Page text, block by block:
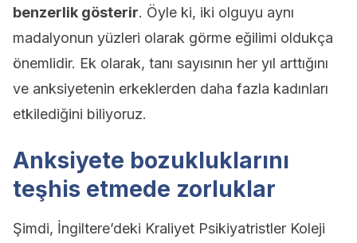
benzerlik gösterir. Öyle ki, iki olguyu aynı
madalyonun yüzleri olarak görme eğilimi oldukça
önemlidir. Ek olarak, tanı sayısının her yıl arttığını
ve anksiyetenin erkeklerden daha fazla kadınları
etkilediğini biliyoruz.
Anksiyete bozukluklarını
teşhis etmede zorluklar
Şimdi, İngiltere’deki Kraliyet Psikiyatristler Koleji